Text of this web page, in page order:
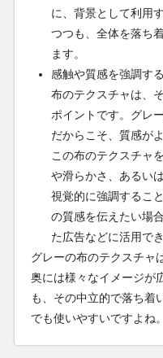
に、背景として利用
つつも、全体を落ち
ます。
感触や質感を強調す
布のテクスチャは、
ポイントです。グレ
だからこそ、質感が
この布のテクスチャ
や滑らかさ、あるい
視覚的に強調するこ
の質感を伝えたい場
た広告などに活用で
グレーの布のテクスチャ
奥には様々なイメージが
も、その中立的で落ち着
でも使いやすいですよね。